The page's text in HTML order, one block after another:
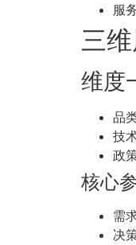
服
三
维度
品
技
政
核心
需
决